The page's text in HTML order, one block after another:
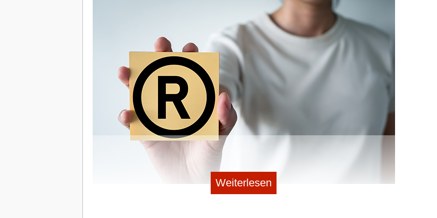
der Investitionssumme, hier also 4 Millionen Euro Pre-Money plus 1 Million Euro Investment);
der Investor erhält eine 1x-Liquidationspräferenz und 20% der Anteile. Bei einem Verkauf für 4
Millionen Euro erhält er zunächst seine 1 Million Euro zurück; nur die restlichen 3 Millionen
werden quotal verteilt. Bei einer participating liquidation preference, bei der die Präferenz nicht
auf die quotale Beteiligung angerechnet wird, kassiert er sogar doppelt: Präferenz plus anteiliger
Rest. Bei nur 1,2 Millionen Euro Erlös zeigt sich die Kehrseite: Der Investor zieht seine volle
Summe vorab ab, den Gründern bleibt von den restlichen 200.000 Euro nur ein Bruchteil.
Gründer sollten daher klären: Non-participating- oder participating-Liquidationspräferenz (bei
non-participating wählt der Investor beim Exit entweder die Präferenz oder die quotale
Beteiligung, je nachdem, was höher ist – bei participating erhält er beides), Höhe des
Multiplikators (1x ist Marktstandard, mehr sollte kritisch hinterfragt werden) und ob ein Cap für
participating preferences vorgesehen ist, der die Gesamtausschüttung an den Investor
begrenzt (z.B. auf das Zwei- oder Dreifache seiner Investition).
Mit jeder weiteren Finanzierungsrunde wird der „Liquidation Stack“ (sprich die Reihenfolge, in
der Investoren beim Exit bedient werden) komplexer – eine klare, konsistente Struktur von
Drag-Along- und Tag-Along-Rechte: Wer den Exit erzwingen oder mitgehen kann
Weiterlesen